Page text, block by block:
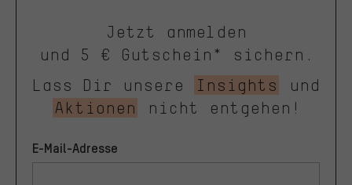
Jetzt anmelden
und 5 € Gutschein* sichern.
Lass Dir unsere
Insights
und
Aktionen
nicht entgehen!
E-Mail-Adresse